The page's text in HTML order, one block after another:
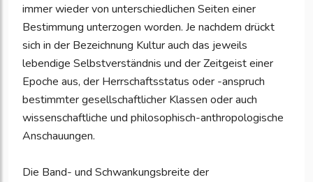
immer wieder von unterschiedlichen Seiten einer
Bestimmung unterzogen worden. Je nachdem drückt
sich in der Bezeichnung Kultur auch das jeweils
lebendige Selbstverständnis und der Zeitgeist einer
Epoche aus, der Herrschaftsstatus oder -anspruch
bestimmter gesellschaftlicher Klassen oder auch
wissenschaftliche und philosophisch-anthropologische
Anschauungen.
Die Band- und Schwankungsbreite der